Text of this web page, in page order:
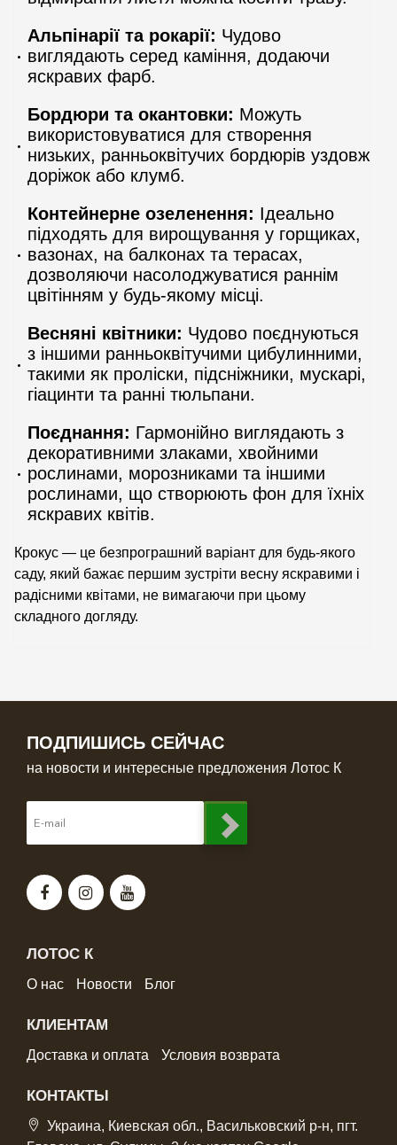
Альпінарії та рокарії: Чудово
виглядають серед каміння, додаючи
яскравих фарб.
Бордюри та окантовки: Можуть
використовуватися для створення
низьких, ранньоквітучих бордюрів уздовж
доріжок або клумб.
Контейнерне озеленення: Ідеально
підходять для вирощування у горщиках,
вазонах, на балконах та терасах,
дозволяючи насолоджуватися раннім
цвітінням у будь-якому місці.
Весняні квітники: Чудово поєднуються
з іншими ранньоквітучими цибулинними,
такими як проліски, підсніжники, мускарі,
гіацинти та ранні тюльпани.
Поєднання: Гармонійно виглядають з
декоративними злаками, хвойними
рослинами, морозниками та іншими
рослинами, що створюють фон для їхніх
яскравих квітів.
Крокус — це безпрограшний варіант для будь-якого
саду, який бажає першим зустріти весну яскравими і
радісними квітами, не вимагаючи при цьому
складного догляду.
ПОДПИШИСЬ СЕЙЧАС
на новости и интересные предложения Лотос К
ЛОТОС К
О нас Новости Блог
КЛИЕНТАМ
Доставка и оплата Условия возврата
КОНТАКТЫ
Украина, Киевская обл., Васильковский р-н, пгт.